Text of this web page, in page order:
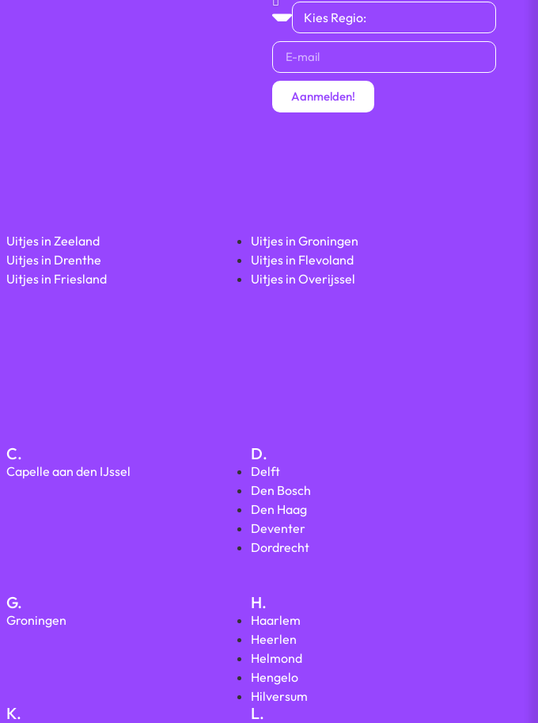
Aanmelden!
Uitjes in Zeeland
Uitjes in Drenthe
Uitjes in Friesland
Uitjes in Groningen
Uitjes in Flevoland
Uitjes in Overijssel
C.
Capelle aan den IJssel
D.
Delft
Den Bosch
Den Haag
Deventer
Dordrecht
G.
Groningen
H.
Haarlem
Heerlen
Helmond
Hengelo
Hilversum
K. L.